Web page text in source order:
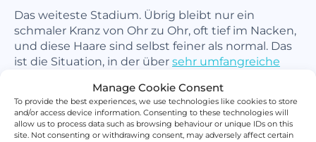
Manage Cookie Consent
To provide the best experiences, we use technologies like cookies to store
and/or access device information. Consenting to these technologies will
allow us to process data such as browsing behaviour or unique IDs on this
site. Not consenting or withdrawing consent, may adversely affect certain
Das weiteste Stadium. Übrig bleibt nur ein
schmaler Kranz von Ohr zu Ohr, oft tief im Nacken,
und diese Haare sind selbst feiner als normal. Das
ist die Situation, in der übersehr umfangreiche
operiert werden kann.